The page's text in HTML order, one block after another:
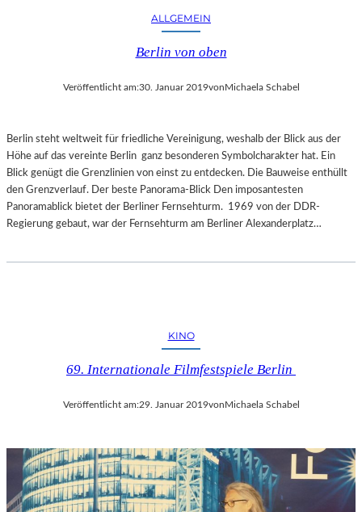
ALLGEMEIN
Berlin von oben
Veröffentlicht am:30. Januar 2019vonMichaela Schabel
Berlin steht weltweit für friedliche Vereinigung, weshalb der Blick aus der
Höhe auf das vereinte Berlin ganz besonderen Symbolcharakter hat. Ein
Blick genügt die Grenzlinien von einst zu entdecken. Die Bauweise enthüllt
den Grenzverlauf. Der beste Panorama-Blick Den imposantesten
Panoramablick bietet der Berliner Fernsehturm. 1969 von der DDR-
Regierung gebaut, war der Fernsehturm am Berliner Alexanderplatz…
KINO
69. Internationale Filmfestspiele Berlin
Veröffentlicht am:29. Januar 2019vonMichaela Schabel